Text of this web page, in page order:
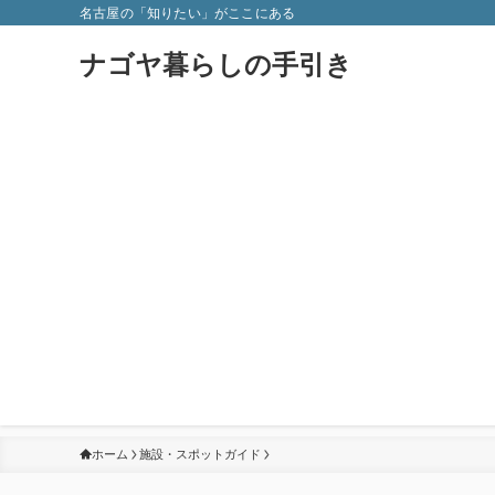
名古屋の「知りたい」がここにある
ナゴヤ暮らしの手引き
ホーム 施設・スポットガイド